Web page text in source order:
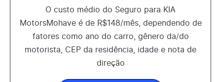
O custo médio do Seguro para KIA
MotorsMohaveé de R$148/mês, dependendo de
fatores como ano do carro, gênero da/do
motorista, CEP da residência, idade e nota de
direção